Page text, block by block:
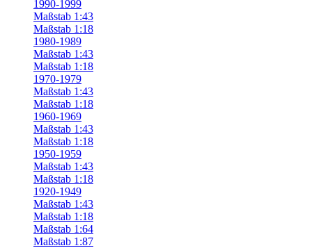
1990-1999
Maßstab 1:43
Maßstab 1:18
1980-1989
Maßstab 1:43
Maßstab 1:18
1970-1979
Maßstab 1:43
Maßstab 1:18
1960-1969
Maßstab 1:43
Maßstab 1:18
1950-1959
Maßstab 1:43
Maßstab 1:18
1920-1949
Maßstab 1:43
Maßstab 1:18
Maßstab 1:64
Maßstab 1:87